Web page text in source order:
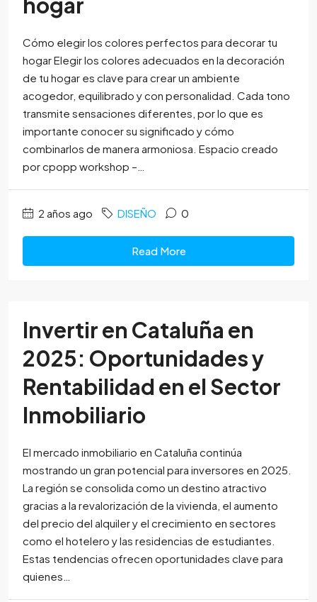
Cómo elegir los colores perfectos para decorar tu
hogar Elegir los colores adecuados en la decoración
de tu hogar es clave para crear un ambiente
acogedor, equilibrado y con personalidad. Cada tono
transmite sensaciones diferentes, por lo que es
importante conocer su significado y cómo
combinarlos de manera armoniosa. Espacio creado
por cpopp workshop –…
2 años ago DISEÑO 0
Read More
Invertir en Cataluña en
2025: Oportunidades y
Rentabilidad en el Sector
Inmobiliario
El mercado inmobiliario en Cataluña continúa
mostrando un gran potencial para inversores en 2025.
La región se consolida como un destino atractivo
gracias a la revalorización de la vivienda, el aumento
del precio del alquiler y el crecimiento en sectores
como el hotelero y las residencias de estudiantes.
Estas tendencias ofrecen oportunidades clave para
quienes…